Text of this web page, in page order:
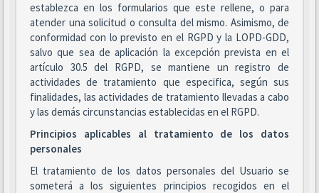
establezca en los formularios que este rellene, o para
atender una solicitud o consulta del mismo. Asimismo, de
conformidad con lo previsto en el RGPD y la LOPD-GDD,
salvo que sea de aplicación la excepción prevista en el
artículo 30.5 del RGPD, se mantiene un registro de
actividades de tratamiento que especifica, según sus
finalidades, las actividades de tratamiento llevadas a cabo
y las demás circunstancias establecidas en el RGPD.
Principios aplicables al tratamiento de los datos
personales
El tratamiento de los datos personales del Usuario se
someterá a los siguientes principios recogidos en el